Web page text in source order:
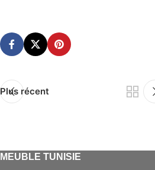
Plus récent
MEUBLE TUNISIE